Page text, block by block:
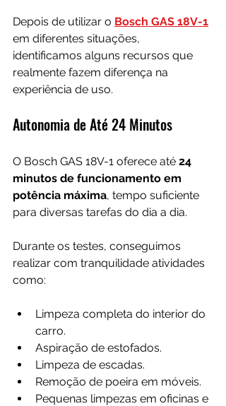
Depois de utilizar o Bosch GAS 18V-1
em diferentes situações,
identificamos alguns recursos que
realmente fazem diferença na
experiência de uso.
Autonomia de Até 24 Minutos
O Bosch GAS 18V-1 oferece até 24
minutos de funcionamento em
potência máxima, tempo suficiente
para diversas tarefas do dia a dia.
Durante os testes, conseguimos
realizar com tranquilidade atividades
como:
Limpeza completa do interior do
carro.
Aspiração de estofados.
Limpeza de escadas.
Remoção de poeira em móveis.
Pequenas limpezas em oficinas e